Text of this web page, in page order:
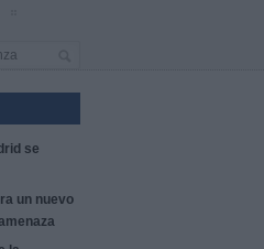
se
un nuevo